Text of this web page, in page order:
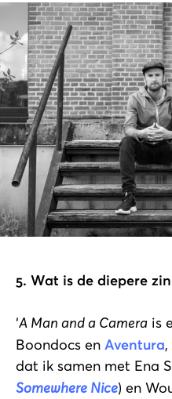
5. Wat is de diepere
‘A Man and a Camera is
Boondocs en Aventura
dat ik samen met Ena
Somewhere Nice) en